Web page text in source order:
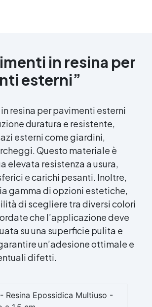
in resina per
esterni”
resina per pavimenti esterni
duratura e resistente,
esterni come giardini,
Questo materiale è
elevata resistenza a usura,
e carichi pesanti. Inoltre,
gamma di opzioni estetiche,
di scegliere tra diversi colori
che l’applicazione deve
su una superficie pulita e
un’adesione ottimale e
difetti.